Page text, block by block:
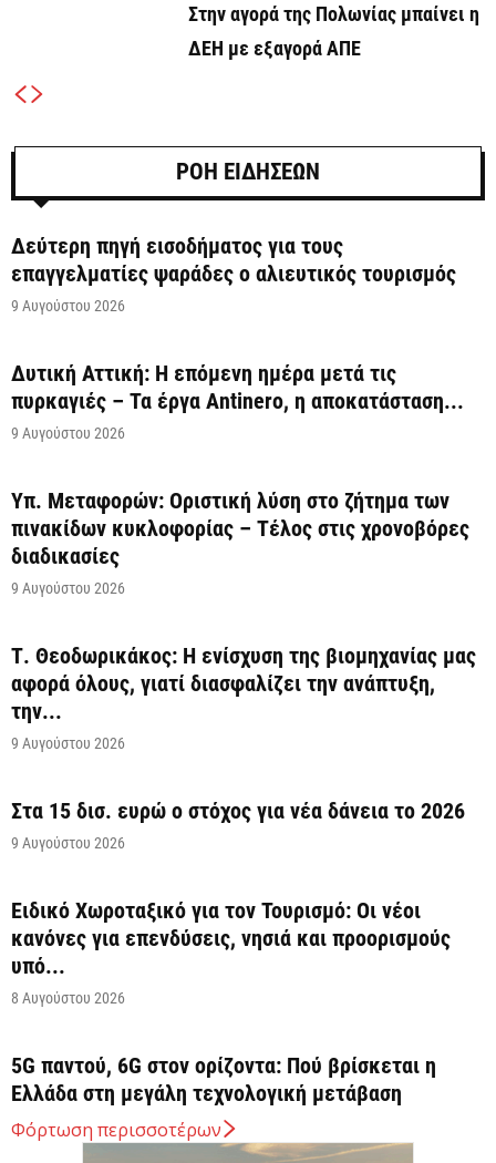
Στην αγορά της Πολωνίας μπαίνει η
ΔΕΗ με εξαγορά ΑΠΕ
ΡΟΗ ΕΙΔΗΣΕΩΝ
Δεύτερη πηγή εισοδήματος για τους
επαγγελματίες ψαράδες ο αλιευτικός τουρισμός
9 Αυγούστου 2026
Δυτική Αττική: Η επόμενη ημέρα μετά τις
πυρκαγιές – Τα έργα Antinero, η αποκατάσταση...
9 Αυγούστου 2026
Υπ. Μεταφορών: Οριστική λύση στο ζήτημα των
πινακίδων κυκλοφορίας – Τέλος στις χρονοβόρες
διαδικασίες
9 Αυγούστου 2026
Τ. Θεοδωρικάκος: Η ενίσχυση της βιομηχανίας μας
αφορά όλους, γιατί διασφαλίζει την ανάπτυξη,
την...
9 Αυγούστου 2026
Στα 15 δισ. ευρώ ο στόχος για νέα δάνεια το 2026
9 Αυγούστου 2026
Ειδικό Χωροταξικό για τον Τουρισμό: Οι νέοι
κανόνες για επενδύσεις, νησιά και προορισμούς
υπό...
8 Αυγούστου 2026
5G παντού, 6G στον ορίζοντα: Πού βρίσκεται η
Ελλάδα στη μεγάλη τεχνολογική μετάβαση
8 Αυγούστου 2026
Φόρτωση περισσοτέρων